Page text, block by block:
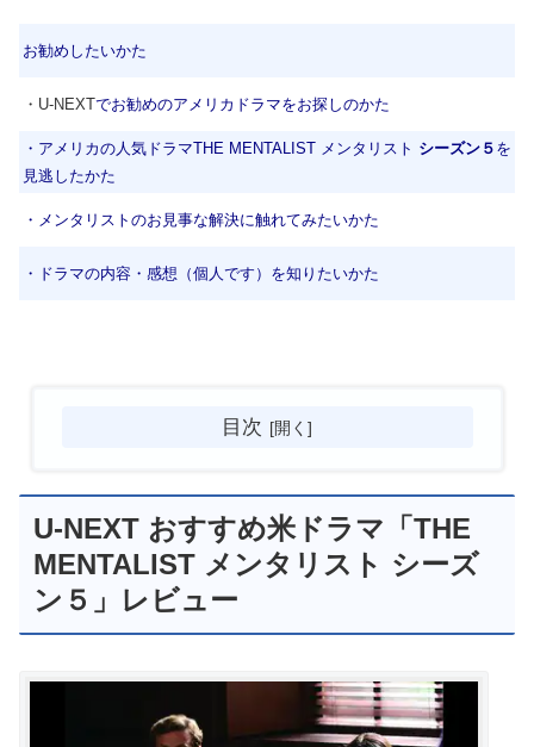
お勧めしたいかた
・U-NEXTでお勧めのアメリカドラマをお探しのかた
・アメリカの人気ドラマTHE MENTALIST メンタリスト シーズン５ を
見逃したかた
・メンタリストのお見事な解決に触れてみたいかた
・ドラマの内容・感想（個人です）を知りたいかた
目次
U-NEXT おすすめ米ドラマ「THE
MENTALIST メンタリスト シーズ
ン５」レビュー